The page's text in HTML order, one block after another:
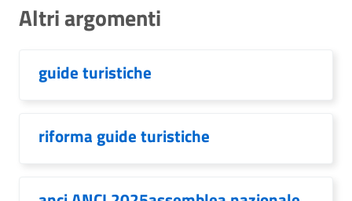
Altri argomenti
guide turistiche
riforma guide turistiche